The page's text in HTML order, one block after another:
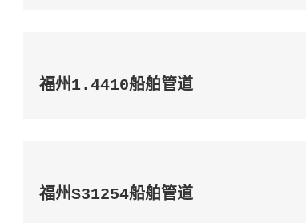
福州1.4410船舶管道
福州S31254船舶管道